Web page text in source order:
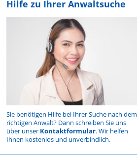
Hilfe zu Ihrer Anwaltsuche
Sie benötigen Hilfe bei Ihrer Suche nach dem
richtigen Anwalt? Dann schreiben Sie uns
über unser Kontaktformular. Wir helfen
Ihnen kostenlos und unverbindlich.